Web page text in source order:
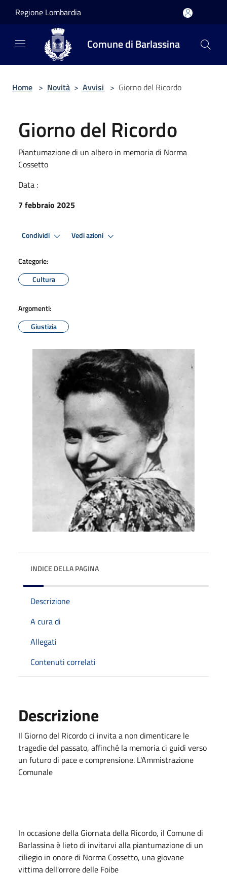
Regione Lombardia
Comune di Barlassina
Home > Novità > Avvisi > Giorno del Ricordo
Giorno del Ricordo
Piantumazione di un albero in memoria di Norma
Cossetto
Data :
7 febbraio 2025
Condividi Vedi azioni
Categorie:
Cultura
Argomenti:
Giustizia
INDICE DELLA PAGINA
Descrizione
A cura di
Allegati
Contenuti correlati
Descrizione
Il Giorno del Ricordo ci invita a non dimenticare le
tragedie del passato, affinché la memoria ci guidi verso
un futuro di pace e comprensione. L'Ammistrazione
Comunale
In occasione della Giornata della Ricordo, il Comune di
Barlassina è lieto di invitarvi alla piantumazione di un
ciliegio in onore di Norma Cossetto, una giovane
vittimadell'orrore delle Foibe